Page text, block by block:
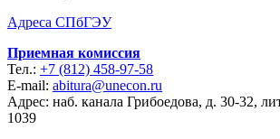
Адреса СПбГЭУ
Приемная комиссия
Тел.: +7 (812) 458-97-58
E-mail: abitura@unecon.ru
Адрес: наб. канала Грибоедова, д. 30-32,
1039